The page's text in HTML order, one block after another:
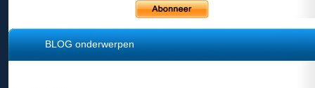
BLOG onderwerpen